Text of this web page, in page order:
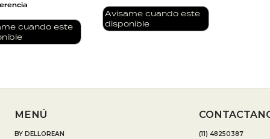
cuando este
Avisame cuando este
disponible
(11) 48250387
MENÚ
BY DELLOREAN